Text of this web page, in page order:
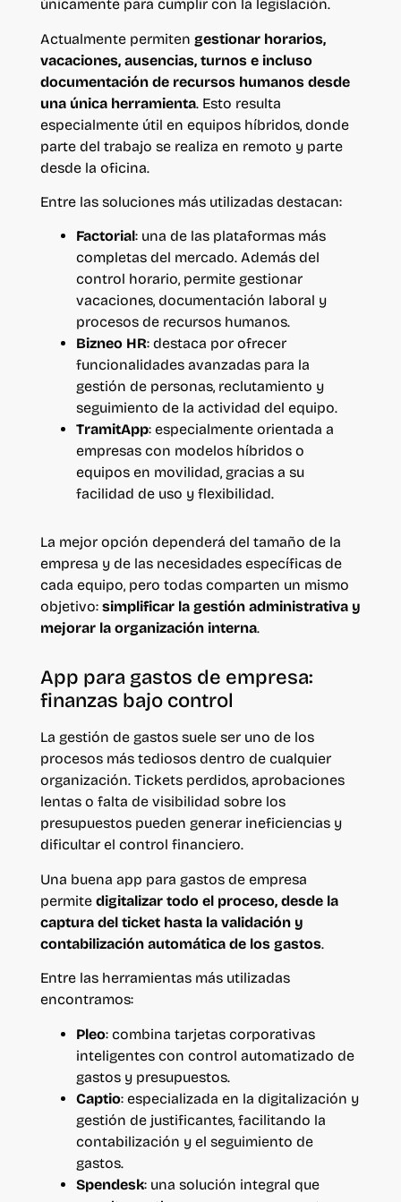
únicamente para cumplir con la legislación.
Actualmente permiten gestionar horarios,
vacaciones, ausencias, turnos e incluso
documentación de recursos humanos desde
una única herramienta. Esto resulta
especialmente útil en equipos híbridos, donde
parte del trabajo se realiza en remoto y parte
desde la oficina.
Entre las soluciones más utilizadas destacan:
Factorial: una de las plataformas más
completas del mercado. Además del
control horario, permite gestionar
vacaciones, documentación laboral y
procesos de recursos humanos.
Bizneo HR: destaca por ofrecer
funcionalidades avanzadas para la
gestión de personas, reclutamiento y
seguimiento de la actividad del equipo.
TramitApp: especialmente orientada a
empresas con modelos híbridos o
equipos en movilidad, gracias a su
facilidad de uso y flexibilidad.
La mejor opción dependerá del tamaño de la
empresa y de las necesidades específicas de
cada equipo, pero todas comparten un mismo
objetivo:simplificar la gestión administrativa y
mejorar la organización interna.
App para gastos de empresa:
finanzas bajo control
La gestión de gastos suele ser uno de los
procesos más tediosos dentro de cualquier
organización. Tickets perdidos, aprobaciones
lentas o falta de visibilidad sobre los
presupuestos pueden generar ineficiencias y
dificultar el control financiero.
Una buena app para gastos de empresa
permite digitalizar todo el proceso, desde la
captura del ticket hasta la validación y
contabilización automática de los gastos.
Entre las herramientas más utilizadas
encontramos:
Pleo: combina tarjetas corporativas
inteligentes con control automatizado de
gastos y presupuestos.
Captio: especializada en la digitalización y
gestión de justificantes, facilitando la
contabilización y el seguimiento de
gastos.
Spendesk: una solución integral que